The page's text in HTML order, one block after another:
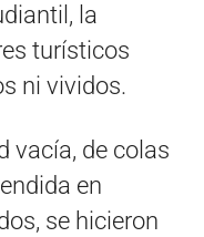
la
turísticos
ni vividos.
vacía, de colas
en
se hicieron